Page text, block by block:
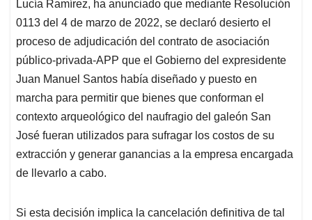
A
p
p
o
o
k
d
I
n
d
s
Lucía Ramírez, ha anunciado que mediante Resolución
0113 del 4 de marzo de 2022, se declaró desierto el
proceso de adjudicación del contrato de asociación
público-privada-APP que el Gobierno del expresidente
Juan Manuel Santos había diseñado y puesto en
marcha para permitir que bienes que conforman el
contexto arqueológico del naufragio del galeón San
José fueran utilizados para sufragar los costos de su
extracción y generar ganancias a la empresa encargada
de llevarlo a cabo.
Si esta decisión implica la cancelación definitiva de tal